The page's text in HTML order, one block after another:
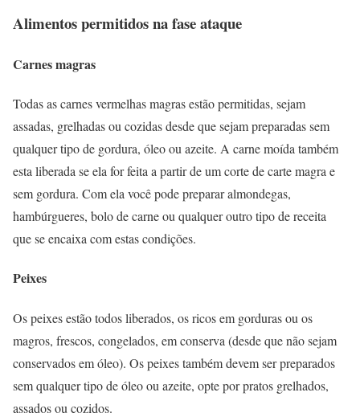
Alimentos permitidos na fase ataque
Carnes magras
Todas as carnes vermelhas magras estão permitidas, sejam
assadas, grelhadas ou cozidas desde que sejam preparadas sem
qualquer tipo de gordura, óleo ou azeite. A carne moída também
esta liberada se ela for feita a partir de um corte de carte magra e
sem gordura. Com ela você pode preparar almondegas,
hambúrgueres, bolo de carne ou qualquer outro tipo de receita
que se encaixa com estas condições.
Peixes
Os peixes estão todos liberados, os ricos em gorduras ou os
magros, frescos, congelados, em conserva (desde que não sejam
conservados em óleo). Os peixes também devem ser preparados
sem qualquer tipo de óleo ou azeite, opte por pratos grelhados,
assados ou cozidos.